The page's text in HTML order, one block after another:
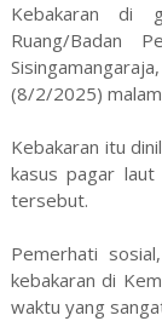
Kebakaran di
Ruang/Badan
(8/2/2025)
Kebakaran itu
kasus pagar
tersebut.
Pemerhati
kebakaran di
waktu yang